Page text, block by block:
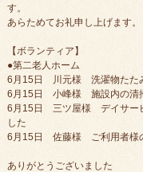
す。
あらためてお礼申し上げます。
【ボランティア】
●第二老人ホーム
6月15日 川元様 洗濯物たた
6月15日 小峰様 施設内の清
6月15日 三ツ屋様 デイサー
した
6月15日 佐藤様 ご利用者様
ありがとうございました